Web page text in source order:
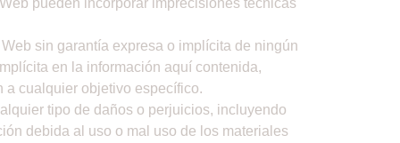
sin garantía expresa o implícita de ningún
en la información aquí contenida,
cualquier objetivo específico.
tipo de daños o perjuicios, incluyendo
debida al uso o mal uso de los materiales